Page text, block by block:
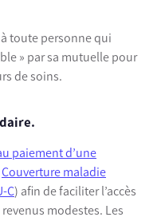
toute personne qui
» par sa mutuelle pour
de soins.
paiement d’une
Couverture maladie
C) afin de faciliter l’accès
modestes. Les